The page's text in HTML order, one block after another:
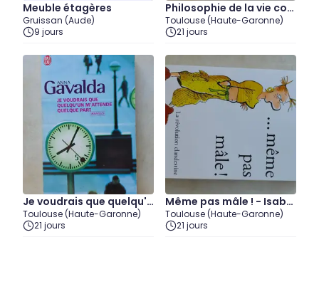
Meuble étagères
Gruissan (Aude)
9 jours
Philosophie de la vie conj
ugale - Honoré de Balza
c
Toulouse (Haute-Garonne)
21 jours
Je voudrais que quelqu'u
n m'attende quelque par
t - Anna Gavalda
Toulouse (Haute-Garonne)
21 jours
Même pas mâle ! - Isabel
le Alonso
Toulouse (Haute-Garonne)
21 jours